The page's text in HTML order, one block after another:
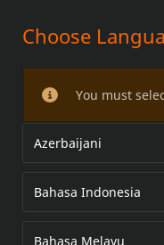
VISSERIE
MODÈLES XL
Choose
You must
Azerbaijani
Bahasa Indonesia
Bahasa Melayu